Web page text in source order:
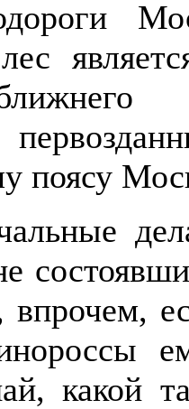
поясу
впрочем,
какой